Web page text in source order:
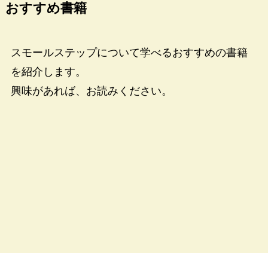
おすすめ書籍
スモールステップについて学べるおすすめの書籍
を紹介します。
興味があれば、お読みください。